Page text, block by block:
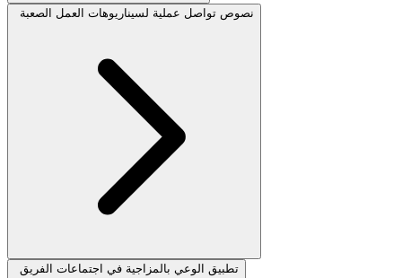
نصوص تواصل عملية لسيناريوهات العمل الصعبة
تطبيق الوعي بالمزاجية في اجتماعات الفريق